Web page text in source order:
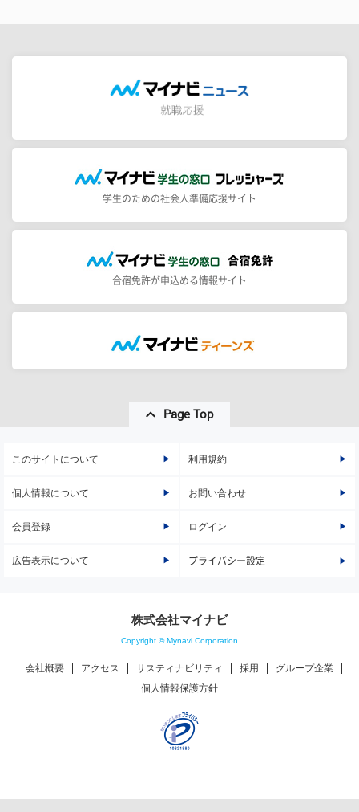
学生のための社会人準備応援サイト
合宿免許が申込める情報サイト
Page Top
このサイトについて 利用規約
個人情報について お問い合わせ
会員登録 ログイン
広告表示について プライバシー設定
株式会社マイナビ
Copyright © Mynavi Corporation
会社概要 アクセス サスティナビリティ 採用
グループ企業
個人情報保護方針